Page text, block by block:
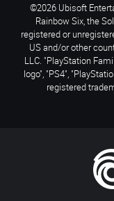
©2026 Ubisoft
Rainbow Six, the
registered or
US and/or other
LLC. "PlayStation
logo", "PS4",
registered